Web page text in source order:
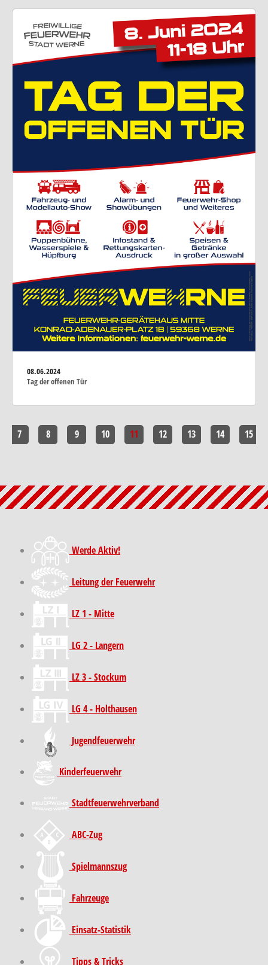
08.06.2024
Tag der offenen Tür
7 8 9 10 11 12 13 14 15
Werde Aktiv!
Leitung der Feuerwehr
LZ 1 - Mitte
LG 2 - Langern
LZ 3 - Stockum
LG 4 - Holthausen
Jugendfeuerwehr
Kinder­feuer­wehr
Stadt­feuer­wehr­verband
ABC-Zug
Spielmannszug
Fahrzeuge
Einsatz-Statistik
Tipps & Tricks